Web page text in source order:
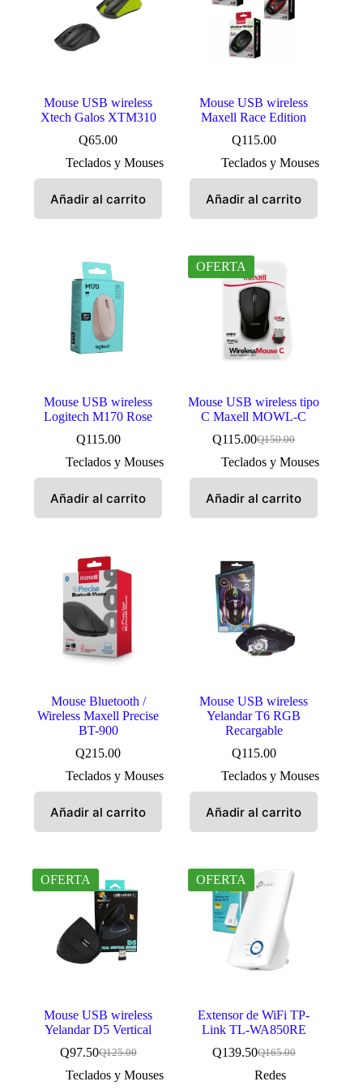
Mouse USB wireless
Xtech Galos XTM310
Q65.00
Teclados y Mouses
Añadir al carrito
Mouse USB wireless
Maxell Race Edition
Q115.00
Teclados y Mouses
Añadir al carrito
Mouse USB wireless
Logitech M170 Rose
Q115.00
Teclados y Mouses
Añadir al carrito
OFERTA
Mouse USB wireless tipo
C Maxell MOWL-C
Q150.00
El
precio
original
Q150.00.
Q115.00El
precio
actual
Q115.00.
Teclados y Mouses
Añadir al carrito
Mouse Bluetooth /
Wireless Maxell Precise
BT-900
Q215.00
Teclados y Mouses
Añadir al carrito
Mouse USB wireless
Yelandar T6 RGB
Recargable
Q115.00
Teclados y Mouses
Añadir al carrito
OFERTA
Mouse USB wireless
Yelandar D5 Vertical
Q125.00
El
precio
Q97.50El
precio
Teclados y Mouses
OFERTA
Extensor de WiFi TP-
Link TL-WA850RE
Q165.00
El
precio
Q139.50El
precio
Redes